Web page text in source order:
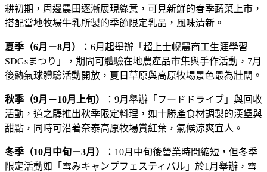
耕初期，周邊農田逐漸展現綠意，可見新鮮的春季蔬菜上市，
搭配當地牧場牛乳所製的季節限定乳品，風味清新。
夏季（6月－8月）
：6月起舉辦「超上士幌農商工生涯學習
SDGsまつり」，期間可體驗在地農產品市集與手作活動，7月
後熱氣球體驗活動開放，夏日草原與高原牧場景色最為壯闊。
秋季（9月－10月上旬）
：9月舉辦「フードドライブ」與回收
活動，道之驛推出秋季限定料理，如十勝產食材調製的漢堡與
甜點，同時可沿著奈泰高原牧場賞紅葉，氣候涼爽宜人。
冬季（10月中旬－3月）
：10月中旬後營業時間縮短，但冬季
限定活動如「雪みキャンプフェスティバル」於1月舉辦，雪